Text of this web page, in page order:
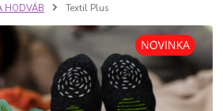
HODVÁB Textil Plus